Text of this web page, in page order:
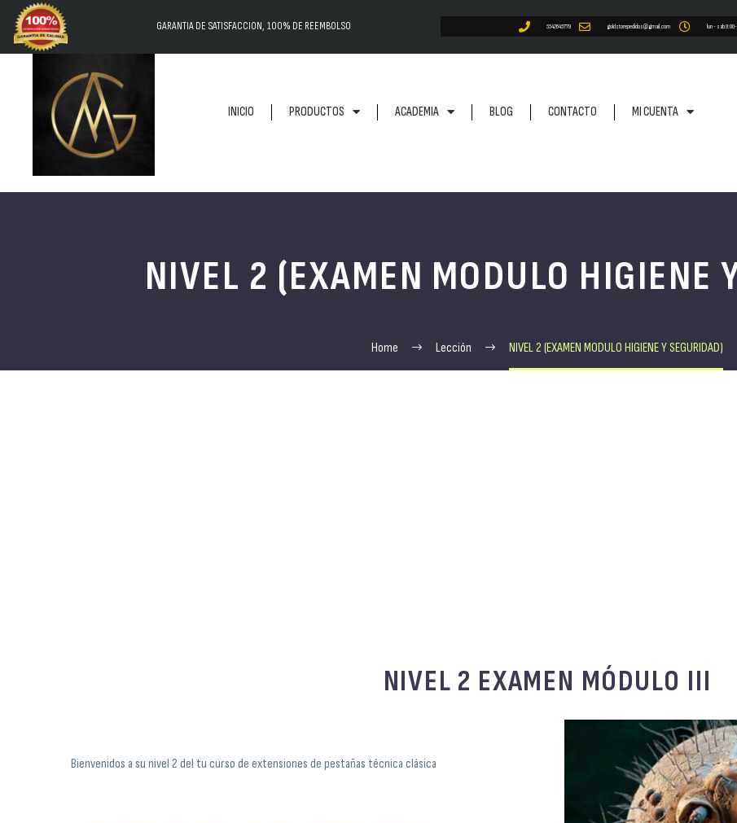
GARANTIA DE SATISFACCION, 100% DE REEMBOLSO 5542645779 goldstorepedidos@gmail.com lun - sab
INICIO PRODUCTOS ACADEMIA BLOG CONTACTO MI CUENTA
NIVEL 2 (EXAMEN MODULO HIGIENE
Home Lección NIVEL 2 (EXAMEN MODULO HIGIENE Y SEGURIDAD)
NIVEL 2 EXAMEN MÓDULO III
Bienvenidos a su nivel 2 del tu curso de extensiones de pestañas técnica clásica